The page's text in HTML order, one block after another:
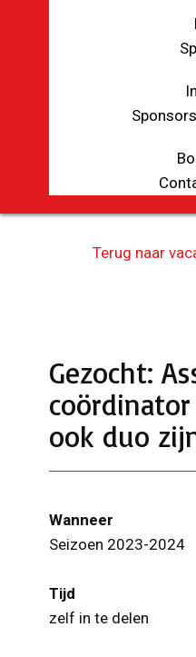
Terug naar
Gezocht:
coördinator
ook duo
Wanneer
Seizoen 2023-2024
Tijd
zelf in te delen